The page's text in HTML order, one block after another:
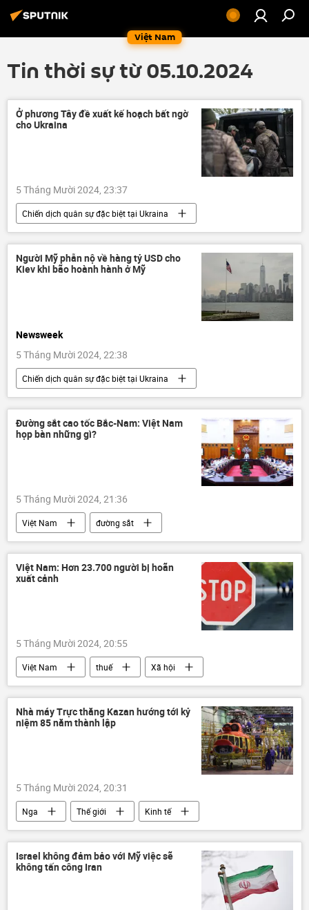
Việt Nam
Tin thời sự từ 05.10.2024
Ở phương Tây đề xuất kế hoạch bất ngờ
cho Ukraina
5 Tháng Mười 2024, 23:37
Chiến dịch quân sự đặc biệt tại Ukraina
Cuộc khủng hoảng ở Ukraina
Ukraina
Thế giới
xung đột quân sự
Jens Stoltenberg
Hoa Kỳ
Người Mỹ phẫn nộ về hàng tỷ USD cho
Kiev khi bão hoành hành ở Mỹ
Newsweek
5 Tháng Mười 2024, 22:38
Chiến dịch quân sự đặc biệt tại Ukraina
Hoa Kỳ
Cuộc khủng hoảng ở Ukraina
Ukraina
Thế giới
viện trợ quân sự
Báo chí thế giới
Đường sắt cao tốc Bắc-Nam: Việt Nam
họp bàn những gì?
5 Tháng Mười 2024, 21:36
Việt Nam
đường sắt
cao tốc Bắc – Nam
Phạm Minh Chính
Chính trị
Việt Nam: Hơn 23.700 người bị hoãn
xuất cảnh
5 Tháng Mười 2024, 20:55
Việt Nam thuế
Xã hội
Pháp luật
Tổng cục Thuế
Nhà máy Trực thăng Kazan hướng tới kỷ
niệm 85 năm thành lập
5 Tháng Mười 2024, 20:31
Nga Thế giới
Kinh tế
chuyên gia
Quan điểm-Ý kiến
"Rostec"
trực thăng Kazan
Israel không đảm bảo với Mỹ việc sẽ
không tấn công Iran